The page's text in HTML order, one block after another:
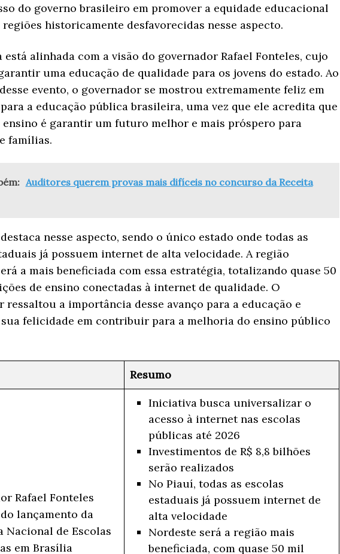
do governo brasileiro em promover a equidade educacional
regiões historicamente desfavorecidas nesse aspecto.
alinhada com a visão do governador Rafael Fonteles, cujo
uma educação de qualidade para os jovens do estado. Ao
evento, o governador se mostrou extremamente feliz em
a educação pública brasileira, uma vez que ele acredita que
é garantir um futuro melhor e mais próspero para
famílias.
Auditores querem provas mais difíceis no concurso da Receita
nesse aspecto, sendo o único estado onde todas as
já possuem internet de alta velocidade. A região
a mais beneficiada com essa estratégia, totalizando quase 50
de ensino conectadas à internet de qualidade. O
ressaltou a importância desse avanço para a educação e
felicidade em contribuir para a melhoria do ensino público
Resumo
Rafael Fonteles
lançamento da
Nacional de Escolas
em Brasília
Iniciativa busca universalizar o
acesso à internet nas escolas
públicas até 2026
Investimentos de R$ 8,8 bilhões
serão realizados
No Piauí, todas as escolas
estaduais já possuem internet de
alta velocidade
Nordeste será a região mais
beneficiada, com quase 50 mil